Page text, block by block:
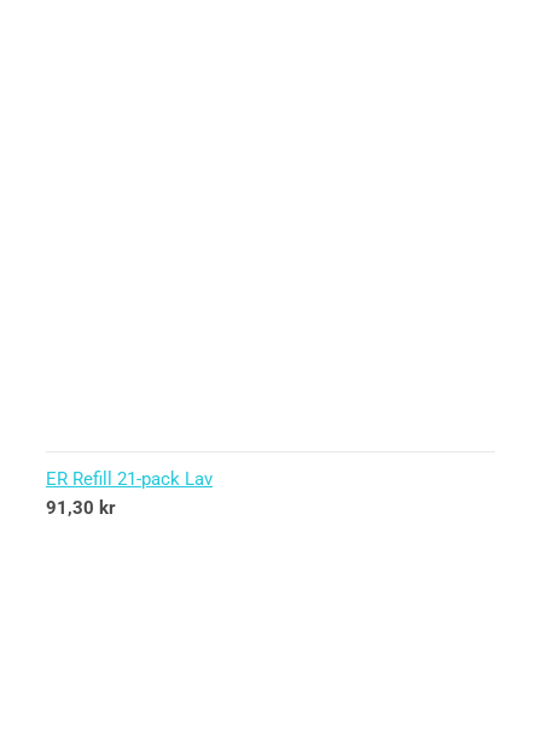
ER Refill 21-pack Lav
91,30 kr